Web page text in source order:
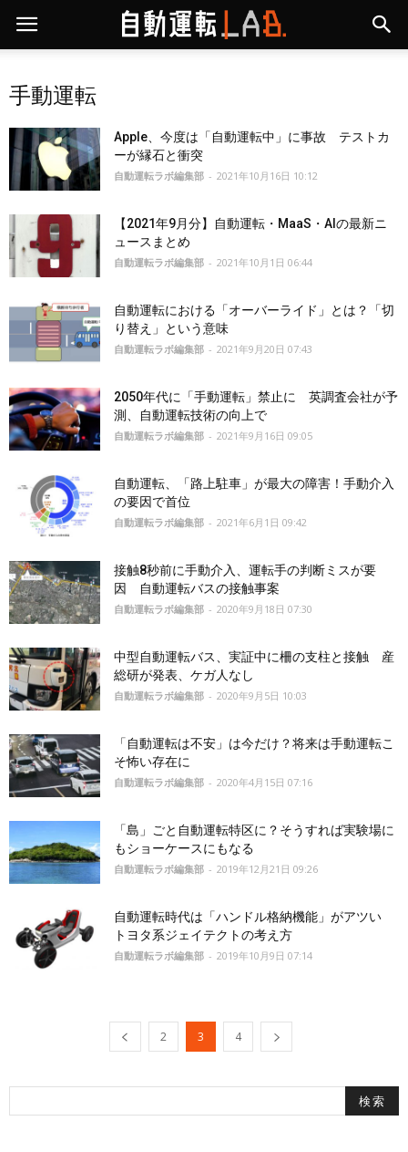
手動運転
Apple、今度は「自動運転中」に事故 テストカ
ーが縁石と衝突
自動運転ラボ編集部 - 2021年10月16日 10:12
【2021年9月分】自動運転・MaaS・AIの最新ニ
ュースまとめ
自動運転ラボ編集部 - 2021年10月1日 06:44
自動運転における「オーバーライド」とは？「切
り替え」という意味
自動運転ラボ編集部 - 2021年9月20日 07:43
2050年代に「手動運転」禁止に 英調査会社が予
測、自動運転技術の向上で
自動運転ラボ編集部 - 2021年9月16日 09:05
自動運転、「路上駐車」が最大の障害！手動介入
の要因で首位
自動運転ラボ編集部 - 2021年6月1日 09:42
接触8秒前に手動介入、運転手の判断ミスが要
因 自動運転バスの接触事案
自動運転ラボ編集部 - 2020年9月18日 07:30
中型自動運転バス、実証中に柵の支柱と接触 産
総研が発表、ケガ人なし
自動運転ラボ編集部 - 2020年9月5日 10:03
「自動運転は不安」は今だけ？将来は手動運転こ
そ怖い存在に
自動運転ラボ編集部 - 2020年4月15日 07:16
「島」ごと自動運転特区に？そうすれば実験場に
もショーケースにもなる
自動運転ラボ編集部 - 2019年12月21日 09:26
自動運転時代は「ハンドル格納機能」がアツい
トヨタ系ジェイテクトの考え方
自動運転ラボ編集部 - 2019年10月9日 07:14
2 3 4